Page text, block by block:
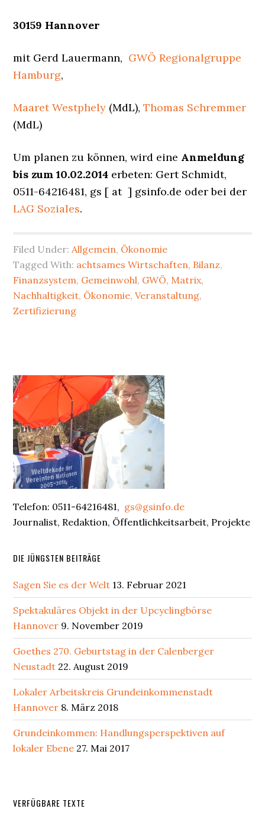
30159 Hannover
mit Gerd Lauermann, GWÖ Regionalgruppe
Hamburg,
Maaret Westphely (MdL),Thomas Schremmer
(MdL)
Um planen zu können, wird eine Anmeldung
bis zum 10.02.2014 erbeten: Gert Schmidt,
0511-64216481, gs [ at ] gsinfo.de oder bei der
LAG Soziales.
Filed Under:Allgemein, Ökonomie
Tagged With: achtsames Wirtschaften, Bilanz,
Finanzsystem, Gemeinwohl, GWÖ, Matrix,
Nachhaltigkeit, Ökonomie,Veranstaltung,
Zertifizierung
Primary
Sidebar
Telefon: 0511-64216481, gs@gsinfo.de
Journalist, Redaktion, Öffentlichkeitsarbeit, Projekte
DIE JÜNGSTEN BEITRÄGE
Sagen Sie es der Welt 13. Februar 2021
Spektakuläres Objekt in der Upcyclingbörse
Hannover 9. November 2019
Goethes 270. Geburtstag in der Calenberger
Neustadt 22. August 2019
Lokaler Arbeitskreis Grundeinkommenstadt
Hannover 8. März 2018
Grundeinkommen: Handlungsperspektiven auf
lokaler Ebene 27. Mai 2017
Secondary
VERFÜGBARE TEXTE